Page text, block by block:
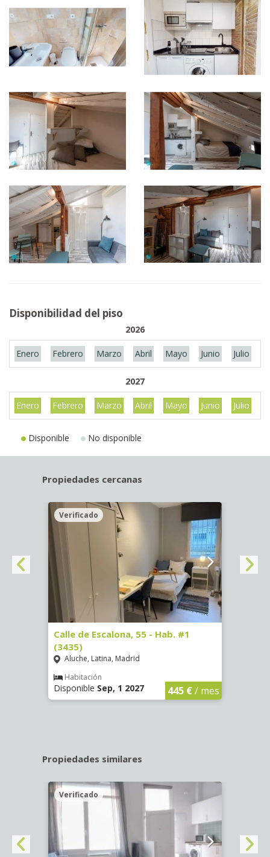
Disponibilidad del piso
2026
Enero Febrero Marzo Abril Mayo Junio Julio
2027
Enero Febrero Marzo Abril Mayo Junio Julio
Disponible No disponible
Propiedades cercanas
Verificado
Calle de Escalona, 55 - Hab. #1
(3435)
Aluche, Latina, Madrid
Habitación
Disponible Sep, 1 2027 445 €/ mes
Propiedades similares
Verificado